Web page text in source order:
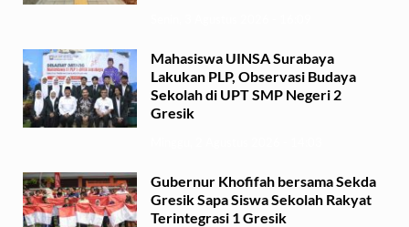
Mahasiswa UINSA Surabaya
Lakukan PLP, Observasi Budaya
Sekolah di UPT SMP Negeri 2
Gresik
Gubernur Khofifah bersama Sekda
Gresik Sapa Siswa Sekolah Rakyat
Terintegrasi 1 Gresik